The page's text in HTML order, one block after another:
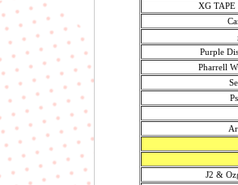
XG TAPE
Purple
Pharrell
J2 &